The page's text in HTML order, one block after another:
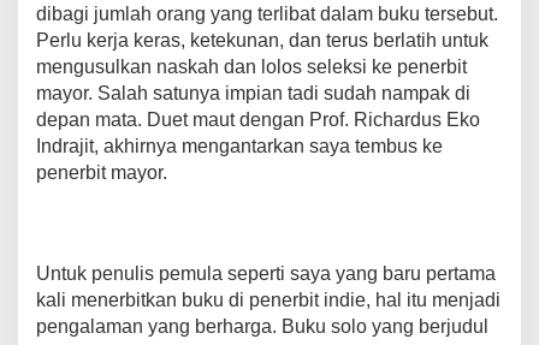
dibagi jumlah orang yang terlibat dalam buku tersebut.
Perlu kerja keras, ketekunan, dan terus berlatih untuk
mengusulkan naskah dan lolos seleksi ke penerbit
mayor. Salah satunya impian tadi sudah nampak di
depan mata. Duet maut dengan Prof. Richardus Eko
Indrajit, akhirnya mengantarkan saya tembus ke
penerbit mayor.
Untuk penulis pemula seperti saya yang baru pertama
kali menerbitkan buku di penerbit indie, hal itu menjadi
pengalaman yang berharga. Buku solo yang berjudul